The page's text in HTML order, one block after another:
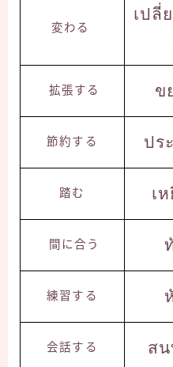
変わる
เปลี่
拡張する ข
節約する ปร
踏む เ
間に合う
練習する
会話する ส